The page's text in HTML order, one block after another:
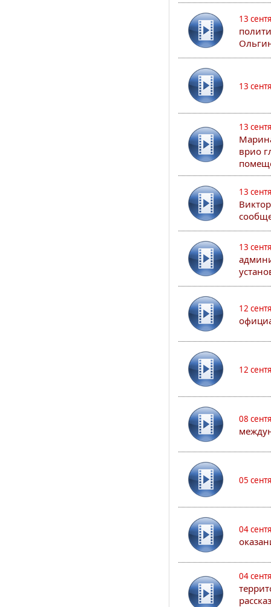
13
13
13
врио
13
13
12
12
08
05
04
04